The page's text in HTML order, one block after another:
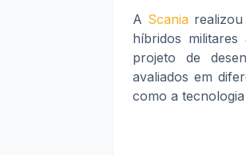
A Scania
híbridos
projeto de
avaliados em
como a